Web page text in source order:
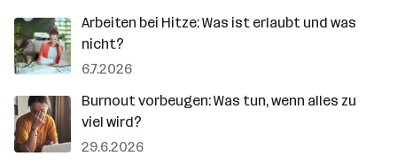
Arbeiten bei Hitze: Was ist erlaubt und was
nicht?
6.7.2026
Burnout vorbeugen: Was tun, wenn alles zu
viel wird?
29.6.2026